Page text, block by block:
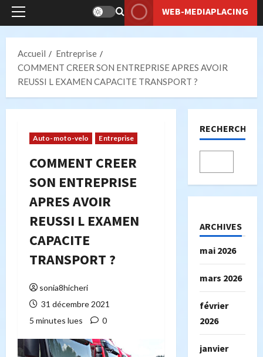
Menu
WEB-MEDIAPLACING
Accueil
Entreprise
COMMENT CREER SON ENTREPRISE APRES AVOIR
REUSSI L EXAMEN CAPACITE TRANSPORT ?
Auto-moto-velo Entreprise
COMMENT CREER
SON ENTREPRISE
APRES AVOIR
REUSSI L EXAMEN
CAPACITE
TRANSPORT ?
sonia8hicheri
31 décembre 2021
5 minutes lues
0
RECHERCHER
ARCHIVES
mai 2026
mars 2026
février
2026
janvier